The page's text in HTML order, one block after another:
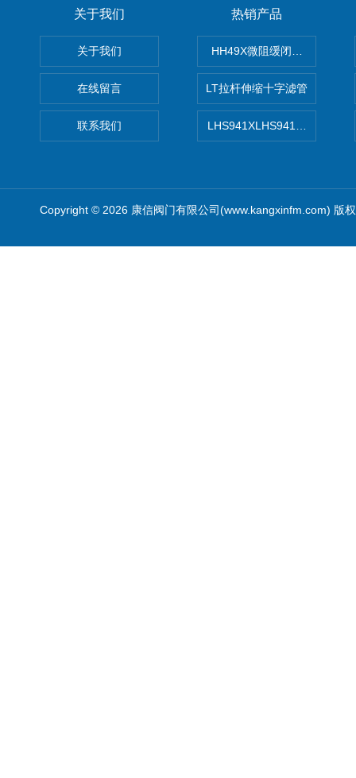
关于我们
关于我们
在线留言
联系我们
热销产品
HH49X微阻缓闭蝶式止回阀
LT拉杆伸缩十字滤管
LHS941XLHS941X调压调流
Copyright © 2026 康信阀门有限公司(www.kangxinfm.com) 版